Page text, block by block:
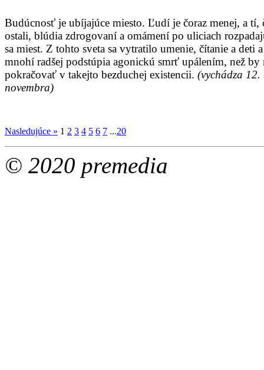
Budúcnosť je ubíjajúce miesto. Ľudí je čoraz menej, a tí,
ostali, blúdia zdrogovaní a omámení po uliciach
sa miest. Z tohto sveta sa vytratilo umenie, čítanie a deti a
mnohí radšej podstúpia agonickú smrť upálením, než by
pokračovať v takejto bezduchej existencii. (vychádza 12.
novembra)
Nasledujúce » 1 2 3 4 5 6 7 ...20
© 2020 premedia